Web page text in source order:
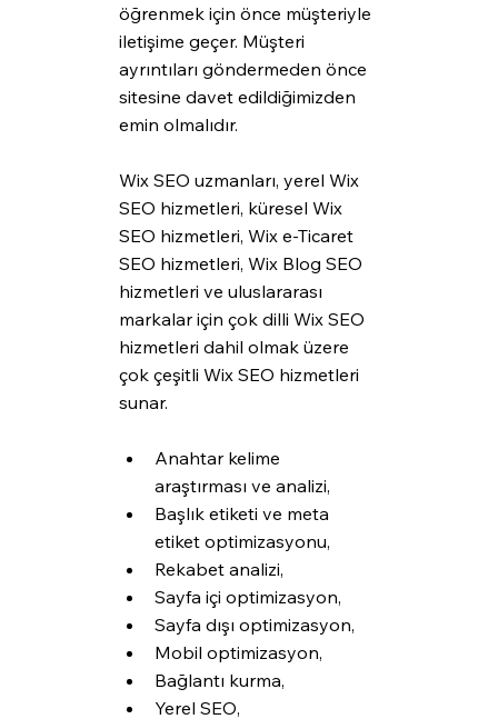
öğrenmek için önce müşteriyle
iletişime geçer. Müşteri
ayrıntıları göndermeden önce
sitesine davet edildiğimizden
emin olmalıdır.
Wix SEO uzmanları, yerel Wix
SEO hizmetleri, küresel Wix
SEO hizmetleri, Wix e-Ticaret
SEO hizmetleri, Wix Blog SEO
hizmetleri ve uluslararası
markalar için çok dilli Wix SEO
hizmetleri dahil olmak üzere
çok çeşitli Wix SEO hizmetleri
sunar.
Anahtar kelime
araştırması ve analizi,
Başlık etiketi ve meta
etiket optimizasyonu,
Rekabet analizi,
Sayfa içi optimizasyon,
Sayfa dışı optimizasyon,
Mobil optimizasyon,
Bağlantı kurma,
Yerel SEO,